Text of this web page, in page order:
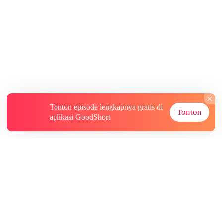
Tonton episode lengkapnya gratis di
aplikasi GoodShort
Tonton